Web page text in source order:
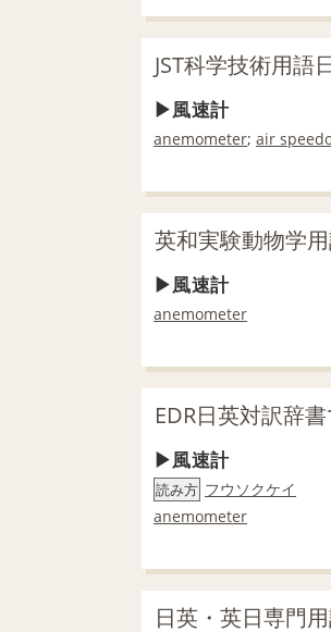
JST科学技術用語
風速計
anemometer; air
英和実験動物学
風速計
anemometer
EDR日英対訳辞
風速計
読み方 フウソクケイ
anemometer
日英・英日専門